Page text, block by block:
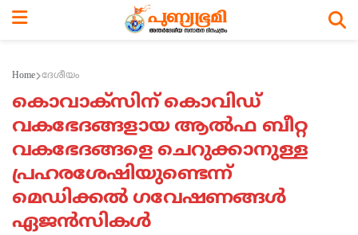
Home ദേശീയം
കൊവാക്‌സിന് കൊവിഡ്
വകഭേദങ്ങളായ ആല്‍ഫ ബീറ്റ
വകഭേദങ്ങളെ ചെറുക്കാനുള്ള
പ്രഹരശേഷിയുണ്ടെന്ന്
മെഡിക്കല്‍ ഗവേഷണങ്ങള്‍
ഏജന്‍സികള്‍